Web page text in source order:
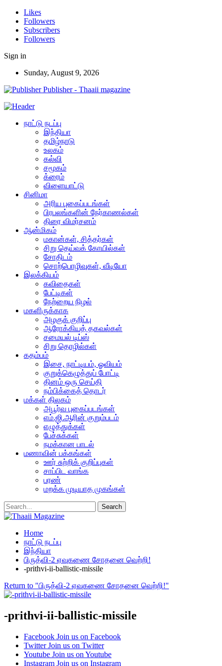
Likes
Followers
Subscribers
Followers
Sign in
Sunday, August 9, 2026
Publisher - Thaaii magazine
நாட்டு நடப்பு
இந்தியா
தமிழ்நாடு
உலகம்
கல்வி
சமூகம்
க்ரைம்
விளையாட்டு
சினிமா
அரிய புகைப்படங்கள்
பிரபலங்களின் நேர்காணல்கள்
திரை விமர்சனம்
ஆன்மிகம்
மகான்கள், சித்தர்கள்
சிறு தெய்வக் கோயில்கள்
சோதிடம்
சொற்பொழிவுகள், வீடியோ
இலக்கியம்
கவிதைகள்
பேட்டிகள்
நேற்றைய நிழல்
மகளிருக்காக
அழகுக் குறிப்பு
ஆரோக்கியத் தகவல்கள்
சமையல் டிப்ஸ்
சிறு தொழில்கள்
கதம்பம்
இசை, நாட்டியம், ஓவியம்
குறுக்கெழுத்துப் போட்டி
தினம் ஒரு செய்தி
நம்பிக்கைத் தொடர்
மக்கள் திலகம்
அபூர்வ புகைப்படங்கள்
எம்.ஜி.ஆரின் குறும்படம்
எழுத்துக்கள்
பேச்சுக்கள்
நமக்கான பாடல்
மணாவின் பக்கங்கள்
ஊர் சுற்றிக் குறிப்புகள்
சாப்பிட வாங்க
பரண்
மறக்க முடியாத முகங்கள்
Home
நாட்டு நடப்பு
இந்தியா
பிருத்வி-2 ஏவுகணை சோதனை வெற்றி!
-prithvi-ii-ballistic-missile
Return to "பிருத்வி-2 ஏவுகணை சோதனை வெற்றி!"
-prithvi-ii-ballistic-missile
Facebook Join us on Facebook
Twitter Join us on Twitter
Youtube Join us on Youtube
Instagram Join us on Instagram